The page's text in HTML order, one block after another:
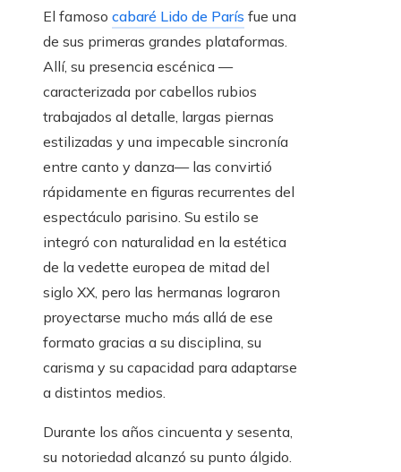
El famoso cabaré Lido de París fue una
de sus primeras grandes plataformas.
Allí, su presencia escénica —
caracterizada por cabellos rubios
trabajados al detalle, largas piernas
estilizadas y una impecable sincronía
entre canto y danza— las convirtió
rápidamente en figuras recurrentes del
espectáculo parisino. Su estilo se
integró con naturalidad en la estética
de la vedette europea de mitad del
siglo XX, pero las hermanas lograron
proyectarse mucho más allá de ese
formato gracias a su disciplina, su
carisma y su capacidad para adaptarse
a distintos medios.
Durante los años cincuenta y sesenta,
su notoriedad alcanzó su punto álgido.